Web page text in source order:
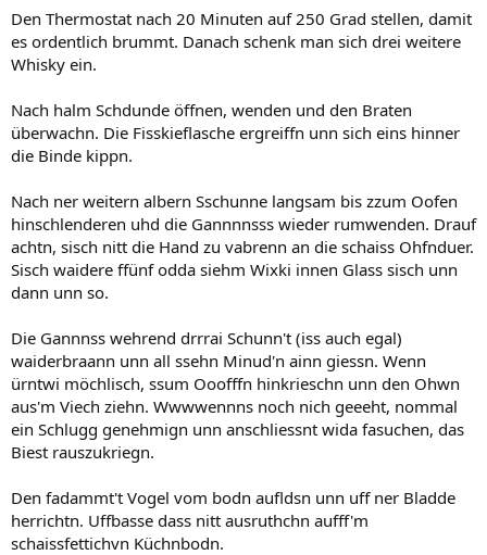
Den Thermostat nach 20 Minuten auf 250 Grad stellen, damit
es ordentlich brummt. Danach schenk man sich drei weitere
Whisky ein.
Nach halm Schdunde öffnen, wenden und den Braten
überwachn. Die Fisskieflasche ergreiffn unn sich eins hinner
die Binde kippn.
Nach ner weitern albern Sschunne langsam bis zzum Oofen
hinschlenderen uhd die Gannnnsss wieder rumwenden. Drauf
achtn, sisch nitt die Hand zu vabrenn an die schaiss Ohfnduer.
Sisch waidere ffünf odda siehm Wixki innen Glass sisch unn
dann unn so.
Die Gannnss wehrend drrrai Schunn't (iss auch egal)
waiderbraann unn all ssehn Minud'n ainn giessn. Wenn
ürntwi möchlisch, ssum Ooofffn hinkrieschn unn den Ohwn
aus'm Viech ziehn. Wwwwennns noch nich geeeht, nommal
ein Schlugg genehmign unn anschliessnt wida fasuchen, das
Biest rauszukriegn.
Den fadammt't Vogel vom bodn aufldsn unn uff ner Bladde
herrichtn. Uffbasse dass nitt ausruthchn aufff'm
schaissfettichvn Küchnbodn.